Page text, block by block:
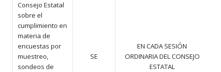
Consejo Estatal
sobre el
cumplimiento en
materia de
encuestas por
muestreo,
sondeos de
SE
EN CADA SESIÓN
ORDINARIA DEL CONSEJO
ESTATAL